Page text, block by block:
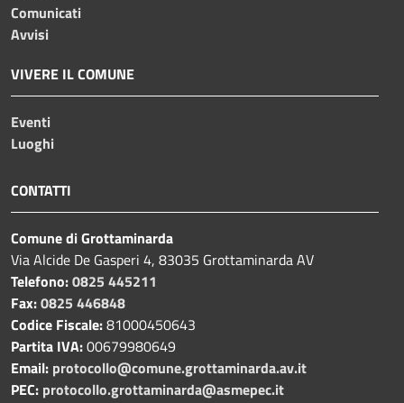
Comunicati
Avvisi
VIVERE IL COMUNE
Eventi
Luoghi
CONTATTI
Comune di Grottaminarda
Via Alcide De Gasperi 4, 83035 Grottaminarda AV
Telefono:0825 445211
Fax:0825 446848
Codice Fiscale:81000450643
Partita IVA:00679980649
Email: protocollo@comune.grottaminarda.av.it
PEC: protocollo.grottaminarda@asmepec.it